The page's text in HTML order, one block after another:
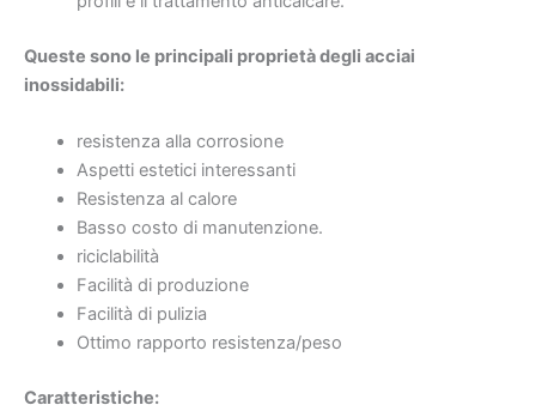
Queste sono le principali proprietà degli acciai
inossidabili:
resistenza alla corrosione
Aspetti estetici interessanti
Resistenza al calore
Basso costo di manutenzione.
riciclabilità
Facilità di produzione
Facilità di pulizia
Ottimo rapporto resistenza/peso
Caratteristiche: